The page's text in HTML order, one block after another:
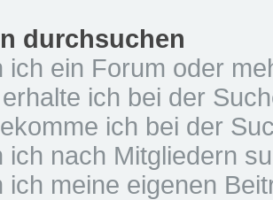
durchsuchen
ich ein Forum oder
ich bei der
ich bei der
ich nach Mitgliedern
ich meine eigenen